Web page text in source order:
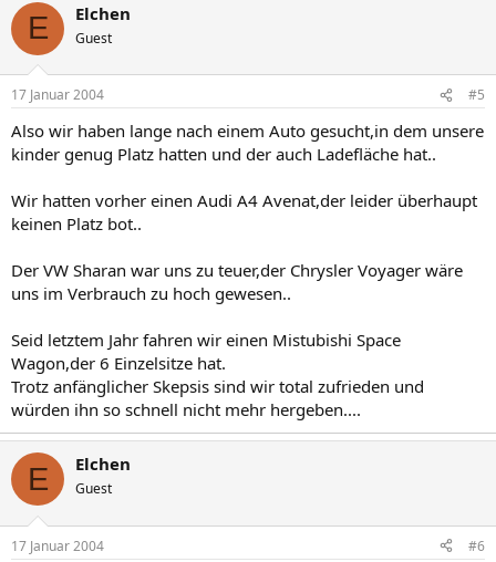
E Elchen
Guest
17 Januar 2004 #5
Also wir haben lange nach einem Auto gesucht,in dem unsere
kinder genug Platz hatten und der auch Ladefläche hat..
Wir hatten vorher einen Audi A4 Avenat,der leider überhaupt
keinen Platz bot..
Der VW Sharan war uns zu teuer,der Chrysler Voyager wäre
uns im Verbrauch zu hoch gewesen..
Seid letztem Jahr fahren wir einen Mistubishi Space
Wagon,der 6 Einzelsitze hat.
Trotz anfänglicher Skepsis sind wir total zufrieden und
würden ihn so schnell nicht mehr hergeben....
E Elchen
Guest
17 Januar 2004 #6